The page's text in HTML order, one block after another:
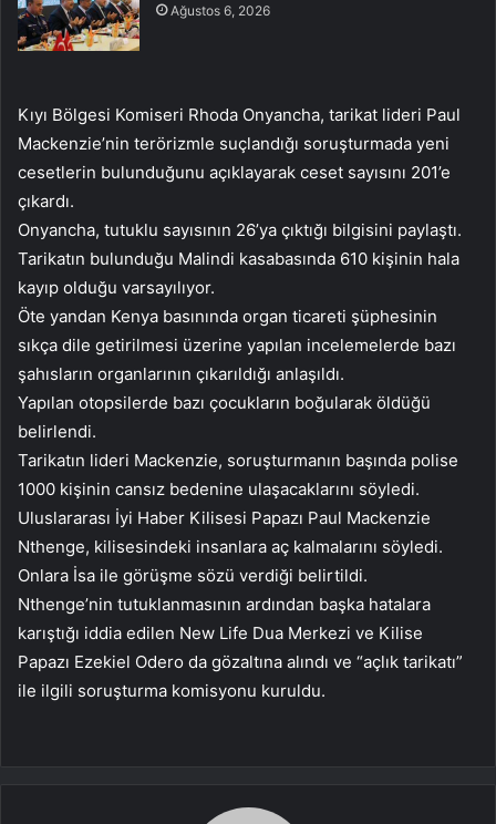
Ağustos 6, 2026
Kıyı Bölgesi Komiseri Rhoda Onyancha, tarikat lideri Paul
Mackenzie’nin terörizmle suçlandığı soruşturmada yeni
cesetlerin bulunduğunu açıklayarak ceset sayısını 201’e
çıkardı.
Onyancha, tutuklu sayısının 26’ya çıktığı bilgisini paylaştı.
Tarikatın bulunduğu Malindi kasabasında 610 kişinin hala
kayıp olduğu varsayılıyor.
Öte yandan Kenya basınında organ ticareti şüphesinin
sıkça dile getirilmesi üzerine yapılan incelemelerde bazı
şahısların organlarının çıkarıldığı anlaşıldı.
Yapılan otopsilerde bazı çocukların boğularak öldüğü
belirlendi.
Tarikatın lideri Mackenzie, soruşturmanın başında polise
1000 kişinin cansız bedenine ulaşacaklarını söyledi.
Uluslararası İyi Haber Kilisesi Papazı Paul Mackenzie
Nthenge, kilisesindeki insanlara aç kalmalarını söyledi.
Onlara İsa ile görüşme sözü verdiği belirtildi.
Nthenge’nin tutuklanmasının ardından başka hatalara
karıştığı iddia edilen New Life Dua Merkezi ve Kilise
Papazı Ezekiel Odero da gözaltına alındı ​​ve “açlık tarikatı”
ile ilgili soruşturma komisyonu kuruldu.